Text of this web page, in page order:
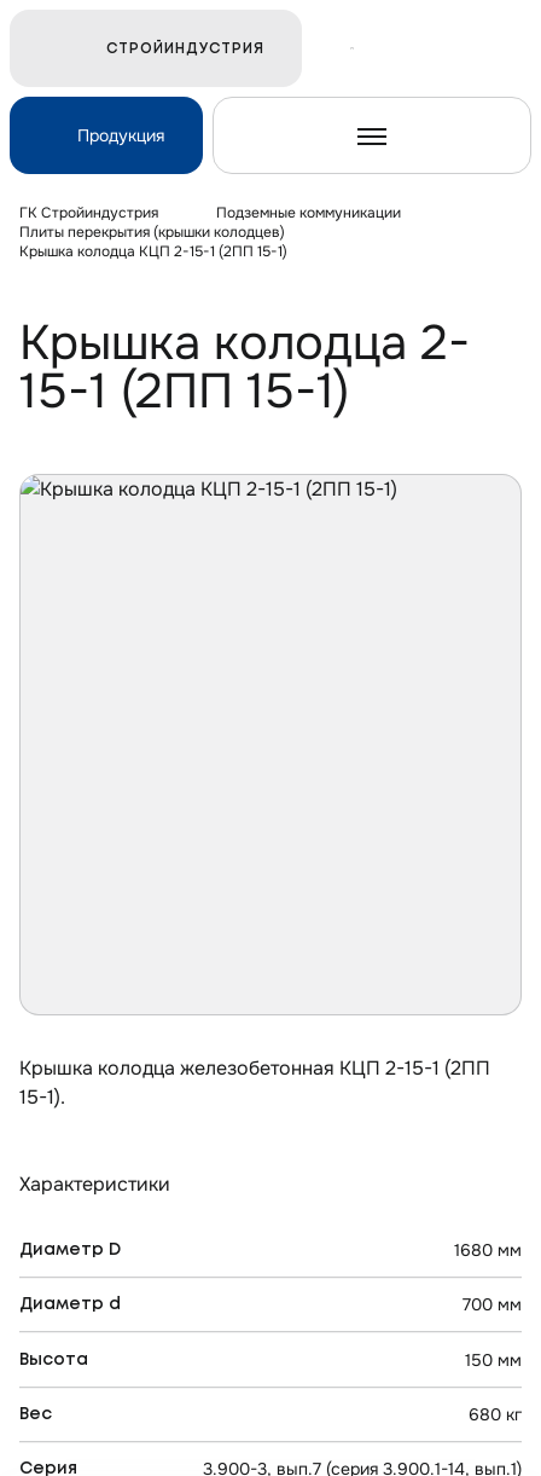
СТРОЙИНДУСТРИЯ
Продукция
Ж/Д и транспортное строительство
Подземные коммуникации
ГК Стройиндустрия
Подземные коммуникации
Плиты перекрытия (крышки колодцев)
Крышка колодца КЦП 2-15-1 (2ПП 15-1)
Крышка колодца 2-
15-1 (2ПП 15-1)
Крышка колодца железобетонная КЦП 2-15-1 (2ПП
15-1).
Характеристики
Диаметр D 1680 мм
Диаметр d 700 мм
Высота 150 мм
Вес 680 кг
Серия 3.900-3, вып.7 (cерия 3.900.1-14, вып.1)